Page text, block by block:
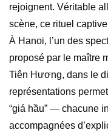
rejoignent. Véritable
scène, ce rituel
À Hanoi, l’un des
proposé par le maître
Tiên Hương, dans le
représentations
“giá hầu” — chacune
accompagnées